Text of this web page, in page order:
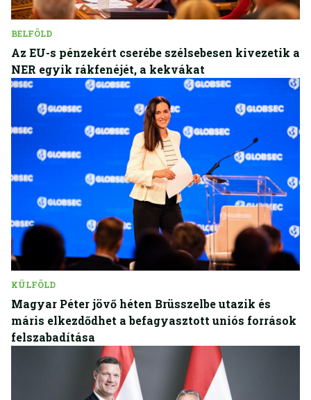
BELFÖLD
Az EU-s pénzekért cserébe szélsebesen kivezetik a
NER egyik rákfenéjét, a kekvákat
KÜLFÖLD
Magyar Péter jövő héten Brüsszelbe utazik és
máris elkezdődhet a befagyasztott uniós források
felszabadítása